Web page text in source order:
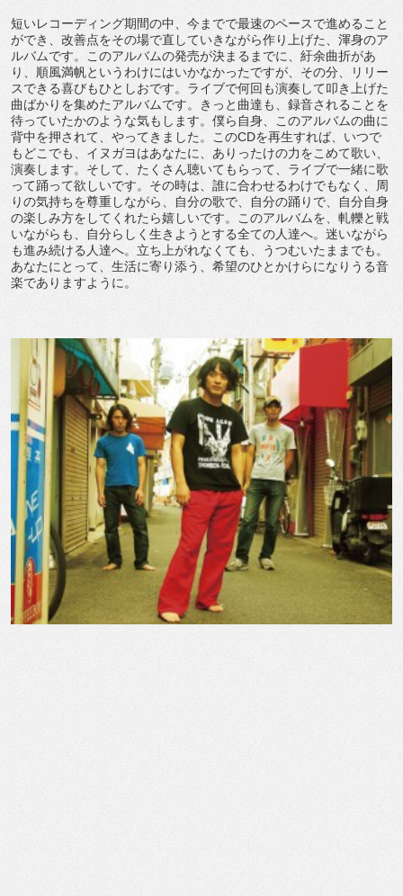
短いレコーディング期間の中、今までで最速のペースで進めること
ができ、改善点をその場で直していきながら作り上げた、渾身のア
ルバムです。このアルバムの発売が決まるまでに、紆余曲折があ
り、順風満帆というわけにはいかなかったですが、その分、リリー
スできる喜びもひとしおです。ライブで何回も演奏して叩き上げた
曲ばかりを集めたアルバムです。きっと曲達も、録音されることを
待っていたかのような気もします。僕ら自身、このアルバムの曲に
背中を押されて、やってきました。このCDを再生すれば、いつで
もどこでも、イヌガヨはあなたに、ありったけの力をこめて歌い、
演奏します。そして、たくさん聴いてもらって、ライブで一緒に歌
って踊って欲しいです。その時は、誰に合わせるわけでもなく、周
りの気持ちを尊重しながら、自分の歌で、自分の踊りで、自分自身
の楽しみ方をしてくれたら嬉しいです。このアルバムを、軋轢と戦
いながらも、自分らしく生きようとする全ての人達へ。迷いながら
も進み続ける人達へ。立ち上がれなくても、うつむいたままでも。
あなたにとって、生活に寄り添う、希望のひとかけらになりうる音
楽でありますように。